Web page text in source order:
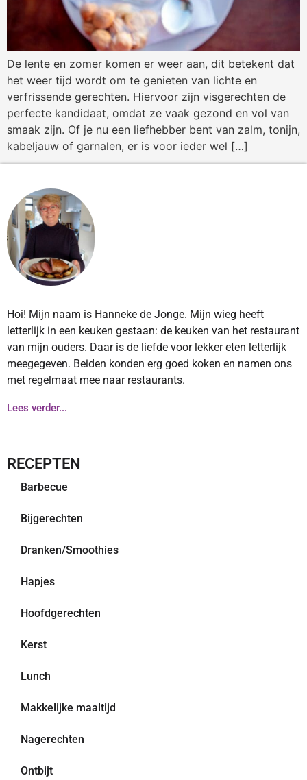
De lente en zomer komen er weer aan, dit betekent dat
het weer tijd wordt om te genieten van lichte en
verfrissende gerechten. Hiervoor zijn visgerechten de
perfecte kandidaat, omdat ze vaak gezond en vol van
smaak zijn. Of je nu een liefhebber bent van zalm, tonijn,
kabeljauw of garnalen, er is voor ieder wel […]
Hoi! Mijn naam is Hanneke de Jonge. Mijn wieg heeft
letterlijk in een keuken gestaan: de keuken van het restaurant
van mijn ouders. Daar is de liefde voor lekker eten letterlijk
meegegeven. Beiden konden erg goed koken en namen ons
met regelmaat mee naar restaurants.
Lees verder...
RECEPTEN
Barbecue
Bijgerechten
Dranken/Smoothies
Hapjes
Hoofdgerechten
Kerst
Lunch
Makkelijke maaltijd
Nagerechten
Ontbijt